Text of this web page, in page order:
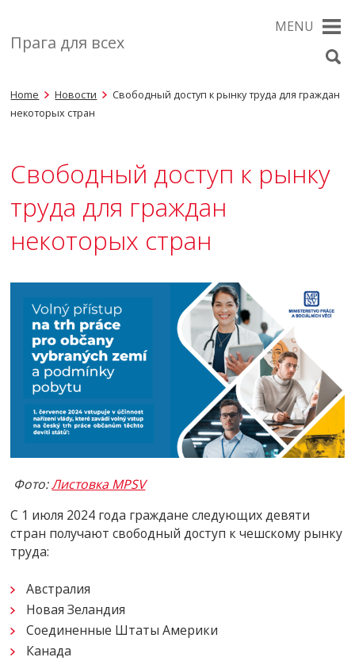
Прага для всех
MENU
Home Новости
Cвободный доступ к рынку труда для граждан
некоторых стран
Cвободный доступ к рынку
труда для граждан
некоторых стран
Фото:Листовка MPSV
С 1 июля 2024 года граждане следующих девяти
стран получают свободный доступ к чешскому рынку
труда:
Австралия
Новая Зеландия
Соединенные Штаты Америки
Канада